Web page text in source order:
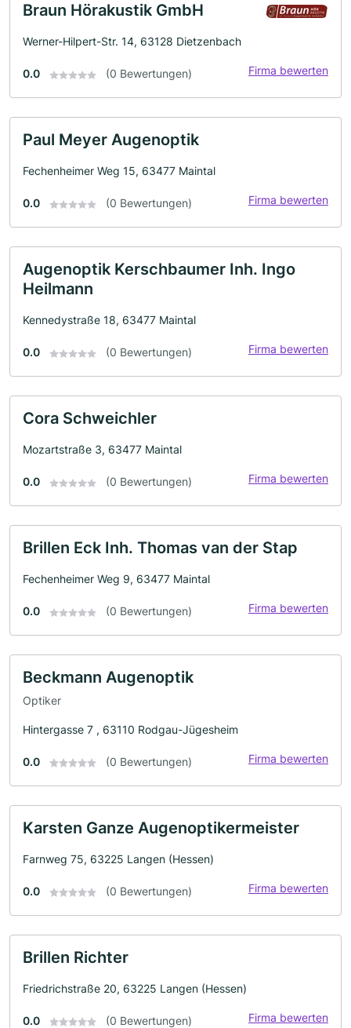
Braun Hörakustik GmbH
Werner-Hilpert-Str. 14, 63128 Dietzenbach
0.0 (0 Bewertungen) Firma bewerten
Paul Meyer Augenoptik
Fechenheimer Weg 15, 63477 Maintal
0.0 (0 Bewertungen) Firma bewerten
Augenoptik Kerschbaumer Inh. Ingo
Heilmann
Kennedystraße 18, 63477 Maintal
0.0 (0 Bewertungen) Firma bewerten
Cora Schweichler
Mozartstraße 3, 63477 Maintal
0.0 (0 Bewertungen) Firma bewerten
Brillen Eck Inh. Thomas van der Stap
Fechenheimer Weg 9, 63477 Maintal
0.0 (0 Bewertungen) Firma bewerten
Beckmann Augenoptik
Optiker
Hintergasse 7 , 63110 Rodgau-Jügesheim
0.0 (0 Bewertungen) Firma bewerten
Karsten Ganze Augenoptikermeister
Farnweg 75, 63225 Langen (Hessen)
0.0 (0 Bewertungen) Firma bewerten
Brillen Richter
Friedrichstraße 20, 63225 Langen (Hessen)
0.0 (0 Bewertungen) Firma bewerten